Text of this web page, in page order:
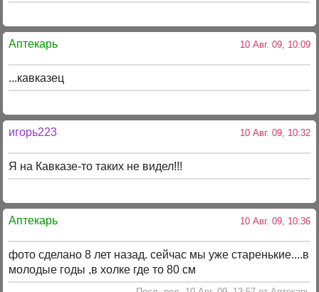
Аптекарь 10 Авг. 09, 10:09
...кавказец
игорь223 10 Авг. 09, 10:32
Я на Кавказе-то таких не видел!!!
Аптекарь 10 Авг. 09, 10:36
фото сделано 8 лет назад. сейчас мы уже старенькие....в
молодые годы ,в холке где то 80 см